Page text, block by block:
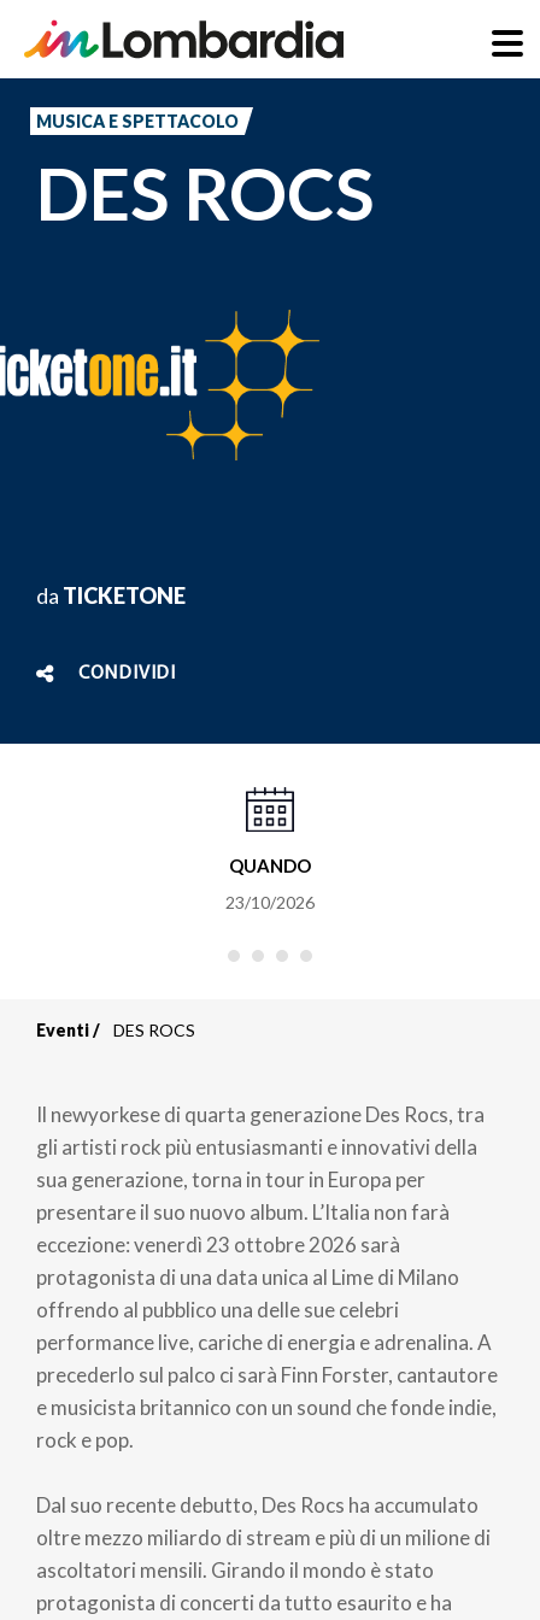
principale
MUSICA E SPETTACOLO
DES ROCS
da TICKETONE
CONDIVIDI
QUANDO
23/10/2026
di
pane
Eventi DES ROCS
Il newyorkese di quarta generazione Des Rocs, tra
gli artisti rock più entusiasmanti e innovativi della
sua generazione, torna in tour in Europa per
presentare il suo nuovo album. L’Italia non farà
eccezione: venerdì 23 ottobre 2026 sarà
protagonista di una data unica al Lime di Milano
offrendo al pubblico una delle sue celebri
performance live, cariche di energia e adrenalina. A
precederlo sul palco ci sarà Finn Forster, cantautore
e musicista britannico con un sound che fonde indie,
rock e pop.
Dal suo recente debutto, Des Rocs ha accumulato
oltre mezzo miliardo di stream e più di un milione di
ascoltatori mensili. Girando il mondo è stato
protagonista di concerti da tutto esaurito e ha